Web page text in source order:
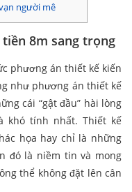
người mê
8m sang trọng
phương án thiết kế kiến
như phương án thiết kế
cái “gật đầu” hài lòng
khó tính nhất. Thiết kế
họa hay chỉ là những
đó là niềm tin và mong
thể không đặt lên cân